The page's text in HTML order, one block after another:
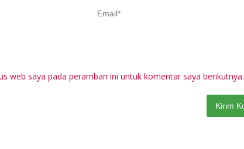
web saya pada peramban ini untuk komentar saya berikutnya.